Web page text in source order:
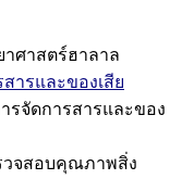
ศาสตร์ฮาลาล
ารและของเสีย
รจัดการสารและของ
วจสอบคุณภาพสิ่ง